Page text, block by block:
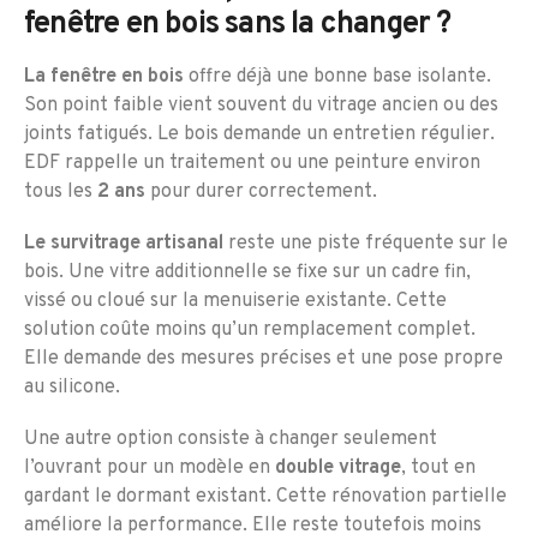
fenêtre en bois sans la changer ?
La fenêtre en bois offre déjà une bonne base isolante.
Son point faible vient souvent du vitrage ancien ou des
joints fatigués. Le bois demande un entretien régulier.
EDF rappelle un traitement ou une peinture environ
tous les 2 ans pour durer correctement.
Le survitrage artisanal reste une piste fréquente sur le
bois. Une vitre additionnelle se fixe sur un cadre fin,
vissé ou cloué sur la menuiserie existante. Cette
solution coûte moins qu’un remplacement complet.
Elle demande des mesures précises et une pose propre
au silicone.
Une autre option consiste à changer seulement
l’ouvrant pour un modèle en double vitrage, tout en
gardant le dormant existant. Cette rénovation partielle
améliore la performance. Elle reste toutefois moins